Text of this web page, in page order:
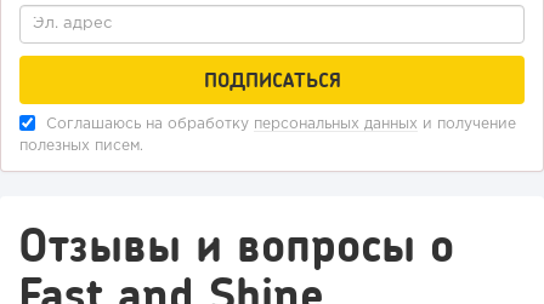
151 10 2
Конференции августа 2026: лучшие мероприятия месяца
для бизнеса,...
Соглашаюсь на обработку персональных данных и получение
полезных писем.
Отзывы и вопросы о
Fast and Shine